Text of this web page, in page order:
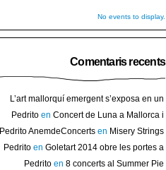
No events to display.
Comentaris recents
L’art mallorquí emergent s’exposa en un
carrer de Binissalem ⋆ Noticias de hoy
en
Binissalem
Pedrito en Concert de Luna a Mallorca i
sorteig d’entrades
Pedrito AnemdeConcerts en Misery Strings
presenten nou disc al Teatre Mar i Terra de
Pedrito en Goletart 2014 obre les portes a
l’art de Binissalem
Pedrito en 8 concerts al Summer Pie